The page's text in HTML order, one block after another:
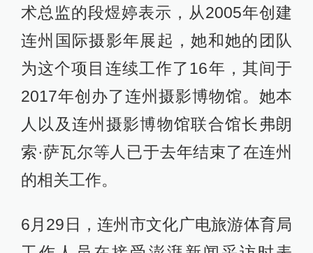
术总监的段煜婷表示，从2005年创建
连州国际摄影年展起，她和她的团队
为这个项目连续工作了16年，其间于
2017年创办了连州摄影博物馆。她本
人以及连州摄影博物馆联合馆长弗朗
索·萨瓦尔等人已于去年结束了在连州
的相关工作。
6月29日，连州市文化广电旅游体育局